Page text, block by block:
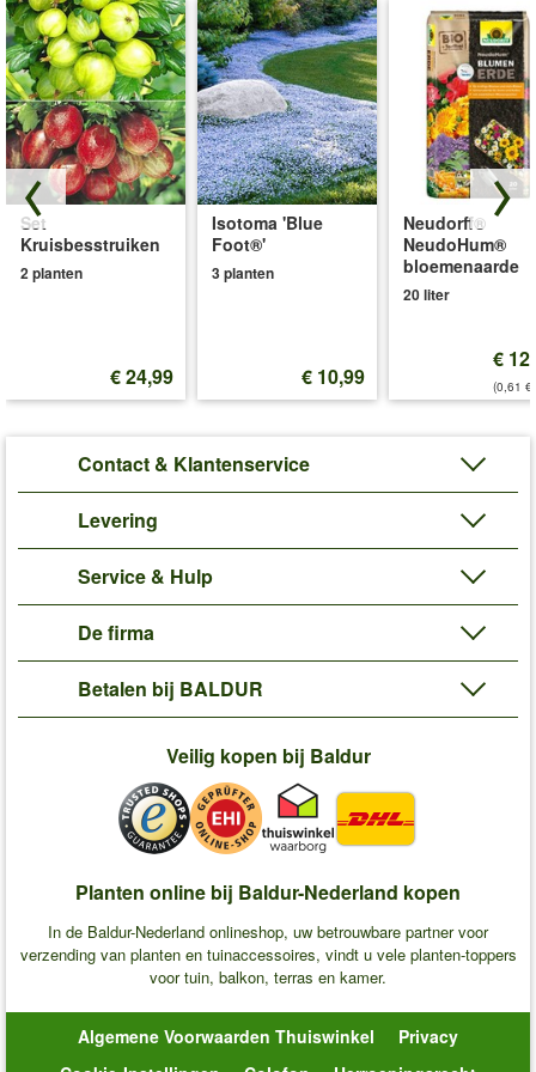
Set
Kruisbesstruiken
2 planten
€ 24,99
Isotoma 'Blue
Foot®'
3 planten
€ 10,99
Neudorff®
NeudoHum®
bloemenaarde
20 liter
€
(0,61
Contact & Klantenservice
Levering
Service & Hulp
De firma
Betalen bij BALDUR
Veilig kopen bij Baldur
Planten online bij Baldur-Nederland kopen
In de Baldur-Nederland onlineshop, uw betrouwbare partner voor
verzending van planten en tuinaccessoires, vindt u vele planten-toppers
voor tuin, balkon, terras en kamer.
Algemene Voorwaarden Thuiswinkel
Privacy